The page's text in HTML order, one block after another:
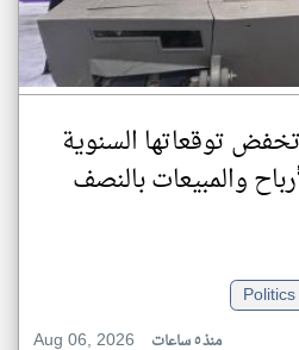
توقعاتها السنوية
والمبيعات بالنصف
Politics
Aug 06, 2026
منذ ٥ ساعات